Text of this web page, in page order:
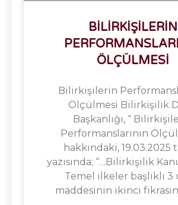
BİLİRKİŞİLERİN
ÖLÇÜLMESİ
Bilirkişilerin
Ölçülmesi Bilirkişilik
Başkanlığı, “
Performanslarının
hakkındaki, 19.03.2025
yazısında; “…Bilirkişilik
Temel ilkeler başlıklı 3
maddesinin ikinci